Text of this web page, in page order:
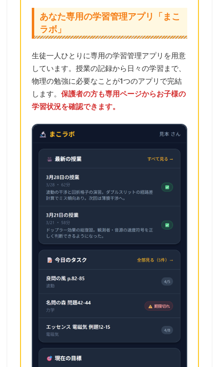
あなた専用の学習管理アプリ「まこ
ラボ」
生徒一人ひとりに専用の学習管理アプリを用意
しています。授業の記録から日々の学習まで、
物理の勉強に必要なことが1つのアプリで完結
します。 保護者の方も専用ページからお子様の
学習状況を確認できます。